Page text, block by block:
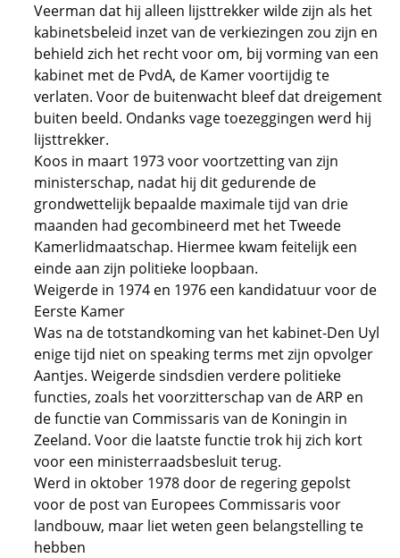
Veerman dat hij alleen lijsttrekker wilde zijn als het
kabinetsbeleid inzet van de verkiezingen zou zijn en
behield zich het recht voor om, bij vorming van een
kabinet met de PvdA, de Kamer voortijdig te
verlaten. Voor de buitenwacht bleef dat dreigement
buiten beeld. Ondanks vage toezeggingen werd hij
lijsttrekker.
Koos in maart 1973 voor voortzetting van zijn
ministerschap, nadat hij dit gedurende de
grondwettelijk bepaalde maximale tijd van drie
maanden had gecombineerd met het Tweede
Kamerlidmaatschap. Hiermee kwam feitelijk een
einde aan zijn politieke loopbaan.
Weigerde in 1974 en 1976 een kandidatuur voor de
Eerste Kamer
Was na de totstandkoming van het kabinet-Den Uyl
enige tijd niet on speaking terms met zijn opvolger
Aantjes. Weigerde sindsdien verdere politieke
functies, zoals het voorzitterschap van de ARP en
de functie van Commissaris van de Koningin in
Zeeland. Voor die laatste functie trok hij zich kort
voor een ministerraadsbesluit terug.
Werd in oktober 1978 door de regering gepolst
voor de post van Europees Commissaris voor
landbouw, maar liet weten geen belangstelling te
hebben